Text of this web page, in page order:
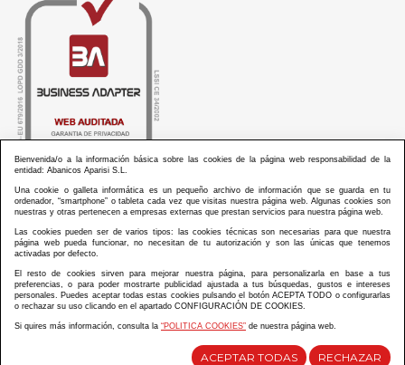
ABANICOS APARISI S.L. ha recibido por parte de La Generalitat Valenciana, la cantidad de
100.000 € en apoyo al proyecto HISOLV/2021/3933/46 del PLAN EMPRESARIAL “PLAN RESISITIR
ABANICOS APARISI S.L. ha recibido por parte de La Generalitat Valenciana, la cantidad de 7.000
€ en apoyo al proyecto CMARTE/2021/265/46 del PLAN AYUDAS DIRECTAS ARTESANIA “CMARTE”.
Diseño y desarrollo web Im3diA comunicación
Bienvenida/o a la información básica sobre las cookies de la página web responsabilidad de la
entidad: Abanicos Aparisi S.L.
Una cookie o galleta informática es un pequeño archivo de información que se guarda en tu
ordenador, “smartphone” o tableta cada vez que visitas nuestra página web. Algunas cookies son
nuestras y otras pertenecen a empresas externas que prestan servicios para nuestra página web.
Las cookies pueden ser de varios tipos: las cookies técnicas son necesarias para que nuestra
página web pueda funcionar, no necesitan de tu autorización y son las únicas que tenemos
activadas por defecto.
El resto de cookies sirven para mejorar nuestra página, para personalizarla en base a tus
preferencias, o para poder mostrarte publicidad ajustada a tus búsquedas, gustos e intereses
personales. Puedes aceptar todas estas cookies pulsando el botón ACEPTA TODO o configurarlas
o rechazar su uso clicando en el apartado CONFIGURACIÓN DE COOKIES.
Si quires más información, consulta la “POLITICA COOKIES” de nuestra página web.
ACEPTAR TODAS RECHAZAR